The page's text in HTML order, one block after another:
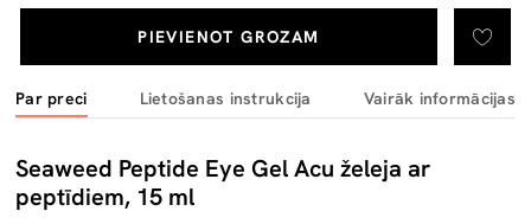
PIEVIENOT GROZAM
Par preci Lietošanas instrukcija Vairāk informācijas
Seaweed Peptide Eye Gel Acu želeja ar
peptīdiem, 15 ml